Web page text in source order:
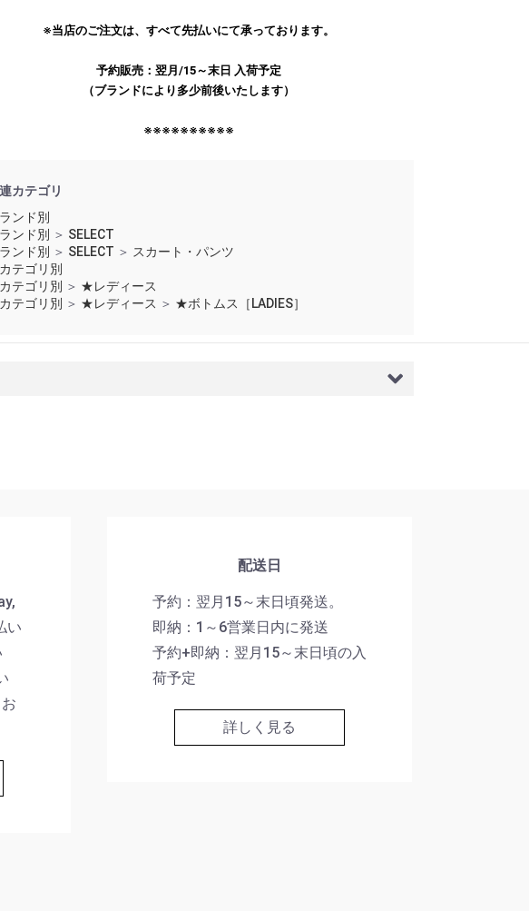
※当店のご注文は、すべて先払いにて承っております。
予約販売：翌月/15～末日 入荷予定
（ブランドにより多少前後いたします）
※※※※※※※※※※
カテゴリ
ンド別
ンド別 ＞ SELECT
ンド別 ＞ SELECT ＞ スカート・パンツ
テゴリ別
テゴリ別 ＞ ★レディース
テゴリ別 ＞ ★レディース ＞ ★ボトムス［LADIES］
い
配送日
予約：翌月15～末日頃発送。
即納：1～6営業日内に発送
予約+即納：翌月15～末日頃の入
荷予定
詳しく見る